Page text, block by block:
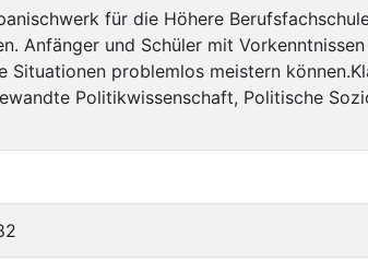
für die Höhere
Anfänger und Schüler mit
problemlos meistern
Politikwissenschaft, Politische